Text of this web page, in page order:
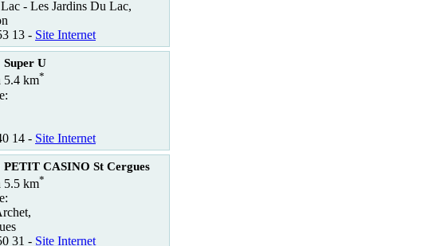
- Les Jardins Du Lac,
13 - Site Internet
Super U
5.4 km*
14 - Site Internet
PETIT CASINO St Cergues
5.5 km*
31 - Site Internet